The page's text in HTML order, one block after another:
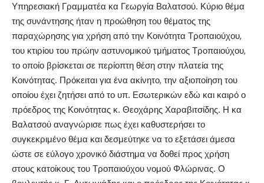
Υπηρεσιακή Γραμματέα κα Γεωργία Βαλατσού. Κύριο θέμα
της συνάντησης ήταν η προώθηση του θέματος της
παραχώρησης για χρήση από την Κοινότητα Τροπαιούχου,
του κτιρίου του πρώην αστυνομικού τμήματος Τροπαιούχου,
το οποίο βρίσκεται σε περίοπτη θέση στην πλατεία της
Κοινότητας. Πρόκειται για ένα ακίνητο, την αξιοποίηση του
οποίου έχει ζητήσει από το υπ. Εσωτερικών εδώ και καιρό ο
πρόεδρος της Κοινότητας κ. Θεοχάρης Χαραβιτσίδης. Η κα
Βαλατσού αναγνώρισε πως έχει καθυστερήσει το
συγκεκριμένο θέμα και δεσμεύτηκε να το εξετάσει άμεσα
ώστε σε εύλογο χρονικό διάστημα να δοθεί προς χρήση
στους κατοίκους του Τροπαιούχου νομού Φλώρινας. Ο